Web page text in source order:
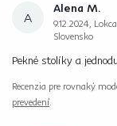
A
Alena M.
9.12.2024,
Slovensko
Pekné stolíky a
Recenzia pre rovnaký
prevedení.